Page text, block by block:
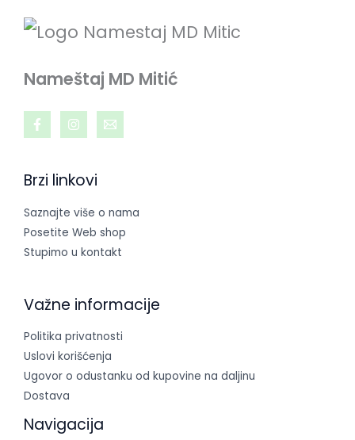
Nameštaj MD Mitić
Brzi linkovi
Saznajte više o nama
Posetite Web shop
Stupimo u kontakt
Važne informacije
Politika privatnosti
Uslovi korišćenja
Ugovor o odustanku od kupovine na daljinu
Dostava
Navigacija